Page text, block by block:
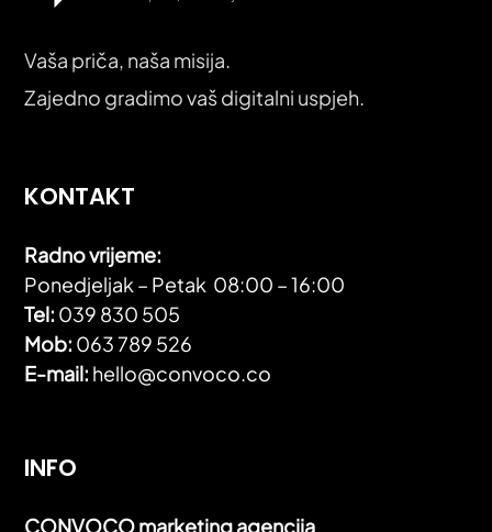
Vaša priča, naša misija.
Zajedno gradimo vaš digitalni uspjeh.
KONTAKT
Radno vrijeme:
Ponedjeljak – Petak 08:00 – 16:00
Tel: 039 830 505
Mob: 063 789 526
E-mail: hello@convoco.co
INFO
CONVOCO marketing agencija